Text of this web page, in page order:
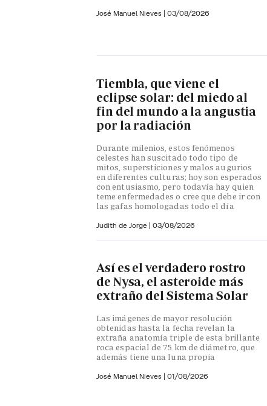
José Manuel Nieves | 03/08/2026
Tiembla, que viene el
eclipse solar: del miedo al
fin del mundo a la angustia
por la radiación
Durante milenios, estos fenómenos
celestes han suscitado todo tipo de
mitos, supersticiones y malos augurios
en diferentes culturas; hoy son esperados
con entusiasmo, pero todavía hay quien
teme enfermedades o cree que debe ir con
las gafas homologadas todo el día
Judith de Jorge | 03/08/2026
Así es el verdadero rostro
de Nysa, el asteroide más
extraño del Sistema Solar
Las imágenes de mayor resolución
obtenidas hasta la fecha revelan la
extraña anatomía triple de esta brillante
roca espacial de 75 km de diámetro, que
además tiene una luna propia
José Manuel Nieves | 01/08/2026